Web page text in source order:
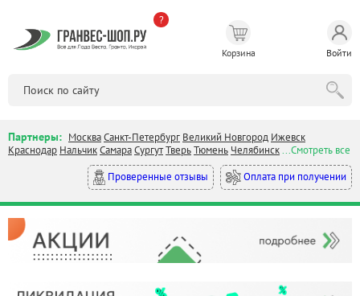
?
Корзина Войти
Партнеры: МоскваСанкт-Петербург Великий Новгород Ижевск
Краснодар НальчикСамараСургутТверьТюмень Челябинск...Смотреть все
Проверенные отзывы
Оплата при получении